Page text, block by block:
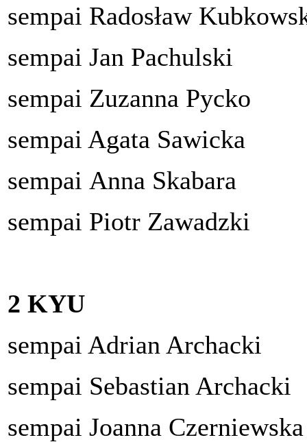
sempai Radosław
sempai Jan Pachulski
sempai Zuzanna Pycko
sempai Agata Sawicka
sempai Anna Skabara
sempai Piotr Zawadzki
2 KYU
sempai Adrian Archacki
sempai Sebastian Archacki
sempai Joanna Czerniewska